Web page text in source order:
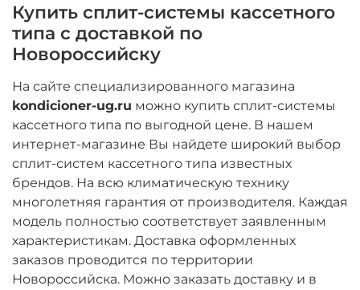
Купить сплит-системы кассетного
типа с доставкой по
Новороссийску
На сайте специализированного магазина
kondicioner-ug.ru можно купить сплит-системы
кассетного типа по выгодной цене. В нашем
интернет-магазине Вы найдете широкий выбор
сплит-систем кассетного типа известных
брендов. На всю климатическую технику
многолетняя гарантия от производителя. Каждая
модель полностью соответствует заявленным
характеристикам. Доставка оформленных
заказов проводится по территории
Новороссийска. Можно заказать доставку и в